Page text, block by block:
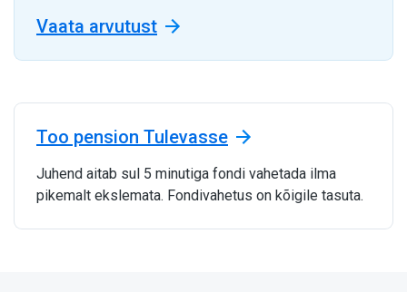
Vaata arvutust
Too pension Tulevasse
Juhend aitab sul 5 minutiga fondi vahetada ilma
pikemalt ekslemata. Fondivahetus on kõigile tasuta.